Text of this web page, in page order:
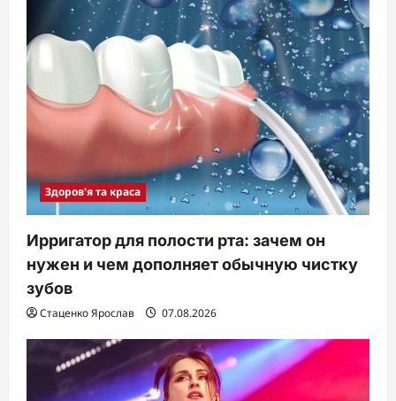
Здоров'я та краса
Ирригатор для полости рта: зачем он
нужен и чем дополняет обычную чистку
зубов
Стаценко Ярослав 07.08.2026